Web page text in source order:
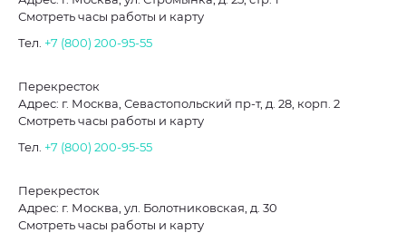
Смотреть часы работы и карту
Тел. +7 (800) 200-95-55
Перекресток
Адрес: г. Москва, Севастопольский пр-т, д. 28, корп. 2
Смотреть часы работы и карту
Тел. +7 (800) 200-95-55
Перекресток
Адрес: г. Москва, ул. Болотниковская, д. 30
Смотреть часы работы и карту